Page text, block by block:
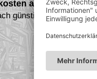
am besten
günstigen